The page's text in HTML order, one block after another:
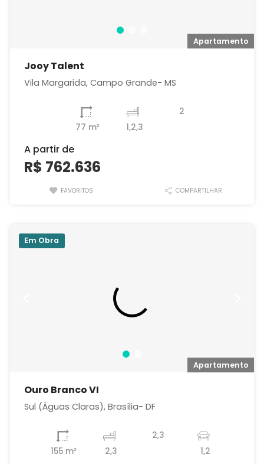
Apartamento
Jooy Talent
Vila Margarida, Campo Grande- MS
77 m² 1,2,3
2
A partir de
R$ 762.636
FAVORITOS COMPARTILHAR
Apartamento
Em Obra
Ouro Branco VI
Sul (Águas Claras), Brasília- DF
155 m² 2,3
2,3
1,2